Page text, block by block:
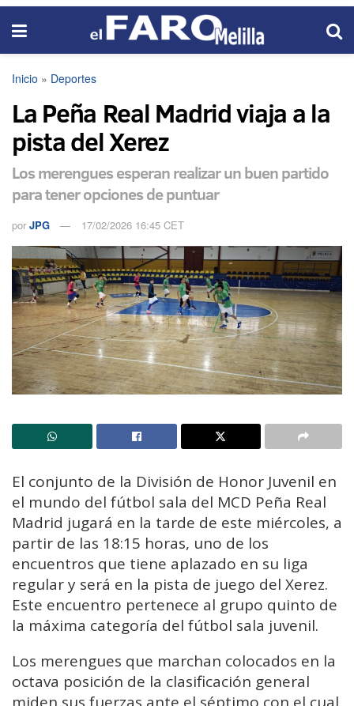
Inicio » Deportes
La Peña Real Madrid viaja a la
pista del Xerez
Los merengues esperan realizar un buen partido
para tener opciones de puntuar
por JPG 17/02/2026 16:45 CET
El conjunto de la División de Honor Juvenil en
el mundo del fútbol sala del MCD Peña Real
Madrid jugará en la tarde de este miércoles, a
partir de las 18:15 horas, uno de los
encuentros que tiene aplazado en su liga
regular y será en la pista de juego del Xerez.
Este encuentro pertenece al grupo quinto de
la máxima categoría del fútbol sala juvenil.
Los merengues que marchan colocados en la
octava posición de la clasificación general